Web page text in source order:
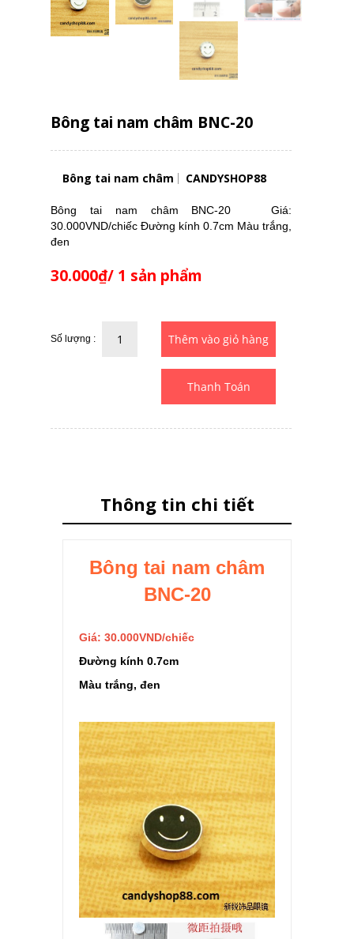
Bông tai nam châm BNC-20
Bông tai nam châm CANDYSHOP88
Bông tai nam châm BNC-20 Giá:
30.000VND/chiếc Đường kính 0.7cm Màu trắng,
đen
30.000₫/ 1 sản phẩm
Số lượng :
Thanh Toán
Thông tin chi tiết
Bông tai nam châm
BNC-20
Giá: 30.000VND/chiếc
Đường kính 0.7cm
Màu trắng, đen